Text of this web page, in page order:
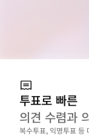
투표로 빠른
의견 수렴과
복수투표, 익명투표 등